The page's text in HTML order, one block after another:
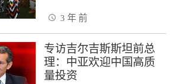
3 年 前
专访吉尔吉斯斯坦前总
理：中亚欢迎中国高质
量投资